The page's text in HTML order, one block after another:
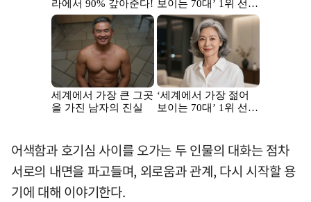
어색함과 호기심 사이를 오가는 두 인물의 대화는 점차
서로의 내면을 파고들며, 외로움과 관계, 다시 시작할 용
기에 대해 이야기한다.